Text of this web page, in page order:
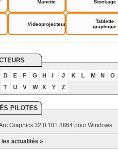
Manette Stockage
Videoprojecteur
Tablette
graphique
D E F G H J K L M N O
T
U V W X Y Z
PILOTES
Graphics 32.0.101.8864 pour Windows
les actualités »